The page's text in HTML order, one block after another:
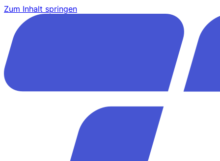
Zum Inhalt springen